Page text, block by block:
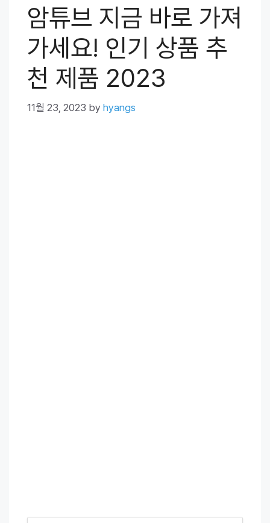
암튜브 지금 바로 가져
가세요! 인기 상품 추
천 제품 2023
11월 23, 2023 by hyangs